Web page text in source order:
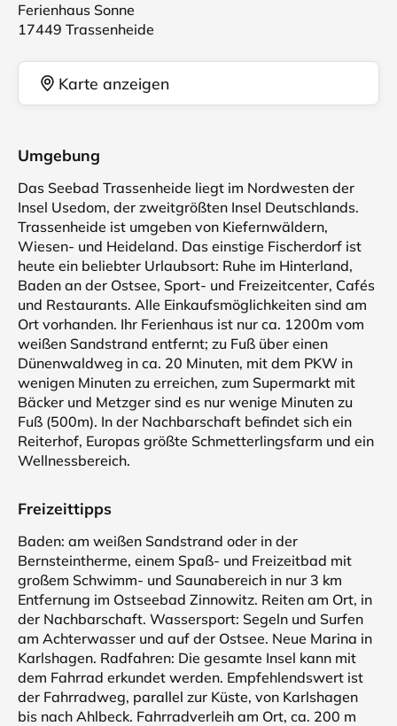
Ferienhaus Sonne
17449 Trassenheide
Karte anzeigen
Umgebung
Das Seebad Trassenheide liegt im Nordwesten der
Insel Usedom, der zweitgrößten Insel Deutschlands.
Trassenheide ist umgeben von Kiefernwäldern,
Wiesen- und Heideland. Das einstige Fischerdorf ist
heute ein beliebter Urlaubsort: Ruhe im Hinterland,
Baden an der Ostsee, Sport- und Freizeitcenter, Cafés
und Restaurants. Alle Einkaufsmöglichkeiten sind am
Ort vorhanden. Ihr Ferienhaus ist nur ca. 1200m vom
weißen Sandstrand entfernt; zu Fuß über einen
Dünenwaldweg in ca. 20 Minuten, mit dem PKW in
wenigen Minuten zu erreichen, zum Supermarkt mit
Bäcker und Metzger sind es nur wenige Minuten zu
Fuß (500m). In der Nachbarschaft befindet sich ein
Reiterhof, Europas größte Schmetterlingsfarm und ein
Wellnessbereich.
Freizeittipps
Baden: am weißen Sandstrand oder in der
Bernsteintherme, einem Spaß- und Freizeitbad mit
großem Schwimm- und Saunabereich in nur 3 km
Entfernung im Ostseebad Zinnowitz. Reiten am Ort, in
der Nachbarschaft. Wassersport: Segeln und Surfen
am Achterwasser und auf der Ostsee. Neue Marina in
Karlshagen. Radfahren: Die gesamte Insel kann mit
dem Fahrrad erkundet werden. Empfehlendswert ist
der Fahrradweg, parallel zur Küste, von Karlshagen
bis nach Ahlbeck. Fahrradverleih am Ort, ca. 200 m